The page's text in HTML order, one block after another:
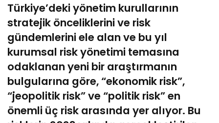
Türkiye’deki yönetim kurullarının
stratejik önceliklerini ve risk
gündemlerini ele alan ve bu yıl
kurumsal risk yönetimi temasına
odaklanan yeni bir araştırmanın
bulgularına göre, “ekonomik risk”,
“jeopolitik risk” ve “politik risk” en
önemli üç risk arasında yer alıyor. Bu